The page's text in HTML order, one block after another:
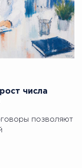
числа
позволяют